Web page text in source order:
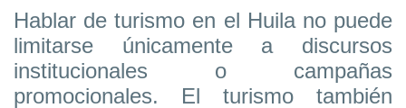
Hablar de turismo en el Huila no puede
limitarse únicamente a discursos
institucionales o campañas
promocionales. El turismo también